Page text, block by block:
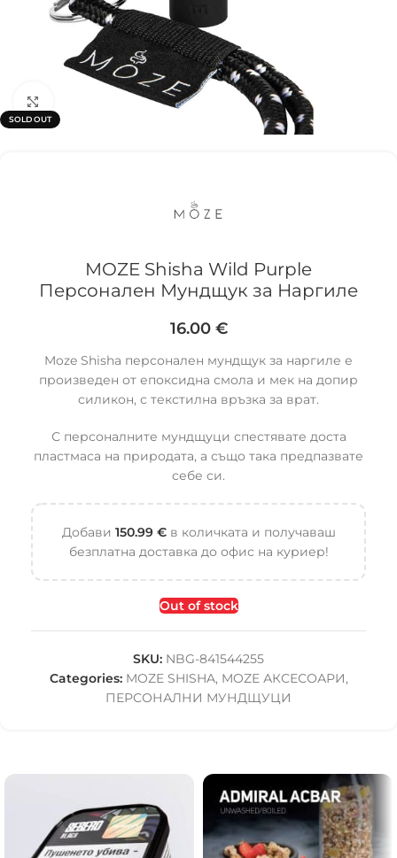
SOLD OUT
Click to enlarge
MOZE Shisha Wild Purple
Персонален Мундщук за Наргиле
16.00 €
Moze Shisha персонален мундщук за наргиле е
произведен от епоксидна смола и мек на допир
силикон, с текстилна връзка за врат.
С персоналните мундщуци спестявате доста
пластмаса на природата, а също така предпазвате
себе си.
Добави 150.99 €в количката и получаваш
безплатна доставка до офис на куриер!
Out of stock
SKU: NBG-841544255
Categories: MOZE SHISHA, MOZE АКСЕСОАРИ,
ПЕРСОНАЛНИ МУНДЩУЦИ